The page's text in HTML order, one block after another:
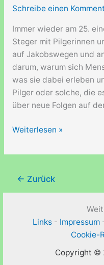
Ich
eine
Pilgerin
sein!
Schreibe einen
Immer wieder am 25.
Steger mit Pilgerinnen
auf Jakobswegen und
darum, warum sich
was sie dabei erleben
Pilger oder solche, die
über neue Folgen auf
Ultreia
Beate
Worum
Weiterlesen »
← Zurück
Links - Impressum
Cookie-
Copyright ©